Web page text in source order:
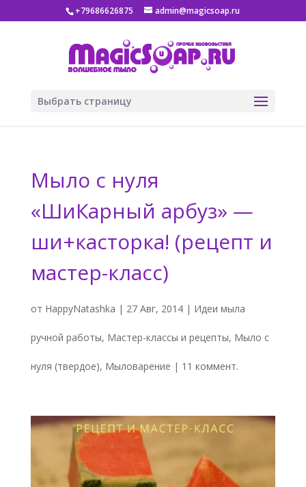
+79686626875 admin@magicsoap.ru
Выбрать страницу
Мыло с нуля
«ШиКарный арбуз» —
ши+касторка! (рецепт и
мастер-класс)
от HappyNatashka | 27 Авг, 2014| Идеи мыла
ручной работы, Мастер-классы и рецепты, Мыло с
нуля (твердое), Мыловарение | 11 коммент.